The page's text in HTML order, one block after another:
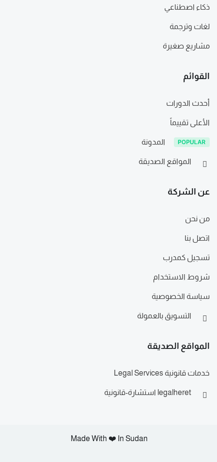
ذكاء اصطناعي
لغات وترجمة
مشاريع صغيرة
القوائم
أحدث الدورات
الأعلى تقييماً
المدونة
المواقع الصديقة
عن الشركة
من نحن
اتصل بنا
تسجيل كمدرب
شروط الاستخدام
سياسة الخصوصية
التسويق بالعمولة
المواقع الصديقة
خدمات قانونية Legal Services
legalheret استشارة-قانونية
Made With ❤️ In Sudan